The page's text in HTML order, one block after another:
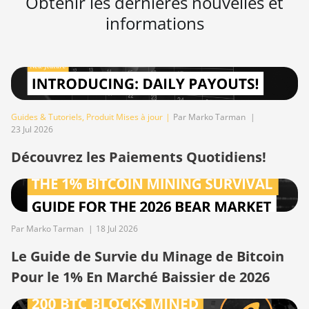
S17 Pro (50Th)
BITMAIN AntMiner
S19
BITMAIN AntMiner
BITMAIN AntMiner
(184Th)
BITMAIN AntMiner
S19 Pro+ Hyd
BITMAIN AntMiner
S19 Pro+ Hyd.
informations
Guides & Tutoriels, Produit Mises à jour | Par Marko Tarman |
23 Jul 2026
Découvrez les Paiements Quotidiens!
Par Marko Tarman | 18 Jul 2026
Le Guide de Survie du Minage de Bitcoin
Pour le 1% En Marché Baissier de 2026